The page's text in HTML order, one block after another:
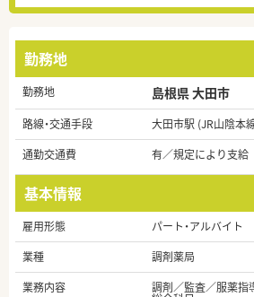
勤務地
勤務地 島根県 大田市
路線・交通手段
大田市駅 (JR山陰本
通勤交通費
有／規定により支給
基本情報
雇用形態
パート・アルバイト
業種
調剤薬局
業務内容
調剤／監査／服薬指